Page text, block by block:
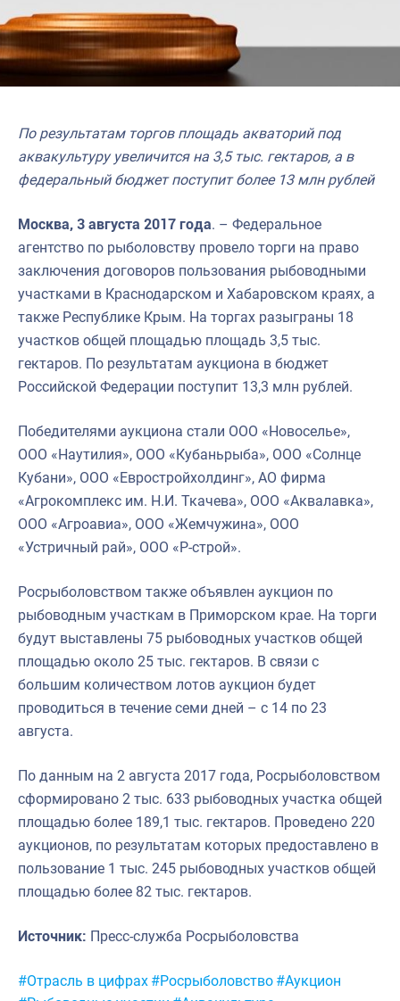
По результатам торгов площадь акваторий под
аквакультуру увеличится на 3,5 тыс. гектаров, а в
федеральный бюджет поступит более 13 млн рублей
Москва, 3 августа 2017 года. – Федеральное
агентство по рыболовству провело торги на право
заключения договоров пользования рыбоводными
участками в Краснодарском и Хабаровском краях, а
также Республике Крым. На торгах разыграны 18
участков общей площадью площадь 3,5 тыс.
гектаров. По результатам аукциона в бюджет
Российской Федерации поступит 13,3 млн рублей.
Победителями аукциона стали ООО «Новоселье»,
ООО «Наутилия», ООО «Кубаньрыба», ООО «Солнце
Кубани», ООО «Евростройхолдинг», АО фирма
«Агрокомплекс им. Н.И. Ткачева», ООО «Аквалавка»,
ООО «Агроавиа», ООО «Жемчужина», ООО
«Устричный рай», ООО «Р-строй».
Росрыболовством также объявлен аукцион по
рыбоводным участкам в Приморском крае. На торги
будут выставлены 75 рыбоводных участков общей
площадью около 25 тыс. гектаров. В связи с
большим количеством лотов аукцион будет
проводиться в течение семи дней – с 14 по 23
августа.
По данным на 2 августа 2017 года, Росрыболовством
сформировано 2 тыс. 633 рыбоводных участка общей
площадью более 189,1 тыс. гектаров. Проведено 220
аукционов, по результатам которых предоставлено в
пользование 1 тыс. 245 рыбоводных участков общей
площадью более 82 тыс. гектаров.
Источник: Пресс-служба Росрыболовства
Метки:
#Отрасль в цифрах #Росрыболовство #Аукцион